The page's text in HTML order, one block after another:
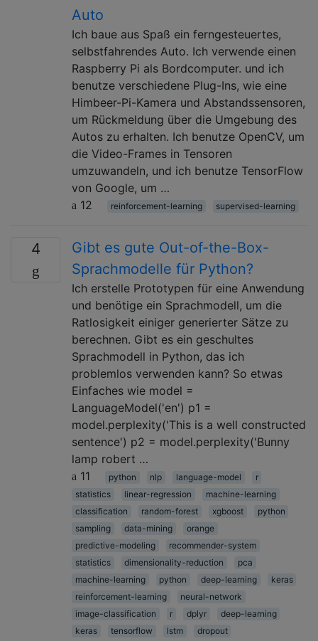
Auto
Ich baue aus Spaß ein ferngesteuertes,
selbstfahrendes Auto. Ich verwende einen
Raspberry Pi als Bordcomputer. und ich
benutze verschiedene Plug-Ins, wie eine
Himbeer-Pi-Kamera und Abstandssensoren,
um Rückmeldung über die Umgebung des
Autos zu erhalten. Ich benutze OpenCV, um
die Video-Frames in Tensoren
umzuwandeln, und ich benutze TensorFlow
von Google, um …
12
reinforcement-learning supervised-learning
4
Gibt es gute Out-of-the-Box-
Sprachmodelle für Python?
Ich erstelle Prototypen für eine Anwendung
und benötige ein Sprachmodell, um die
Ratlosigkeit einiger generierter Sätze zu
berechnen. Gibt es ein geschultes
Sprachmodell in Python, das ich
problemlos verwenden kann? So etwas
Einfaches wie model =
LanguageModel('en') p1 =
model.perplexity('This is a well constructed
sentence') p2 = model.perplexity('Bunny
lamp robert …
11
python nlp language-model
r
statistics
linear-regression
machine-learning
classification
random-forest xgboost
python
sampling
data-mining
orange
predictive-modeling
recommender-system
statistics
dimensionality-reduction
pca
machine-learning
python deep-learning
keras
reinforcement-learning
neural-network
image-classification
r dplyr
deep-learning
keras
tensorflow lstm
dropout